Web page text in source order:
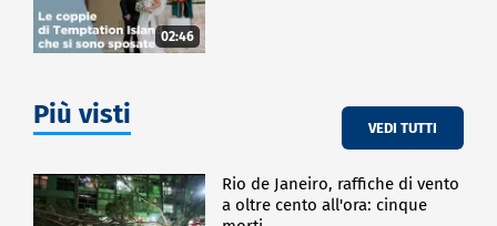
02:46
Più visti VEDI TUTTI
Rio de Janeiro, raffiche di vento
a oltre cento all'ora: cinque